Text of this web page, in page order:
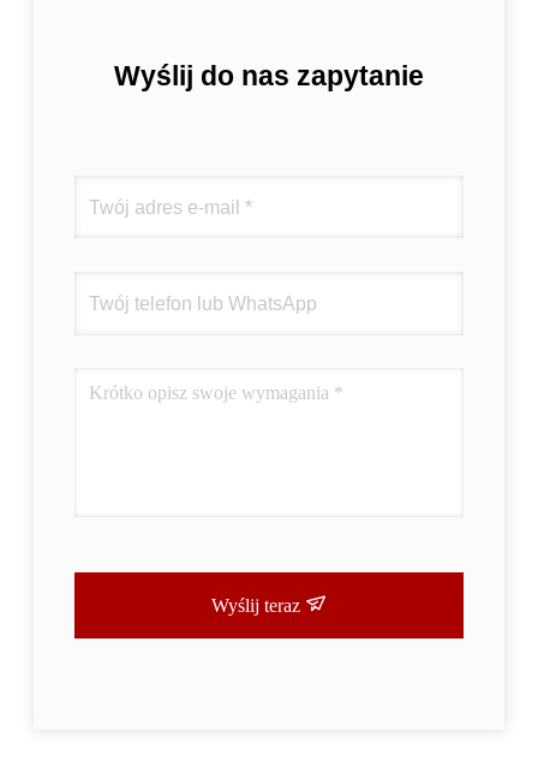
Wyślij do nas zapytanie
Wyślij teraz